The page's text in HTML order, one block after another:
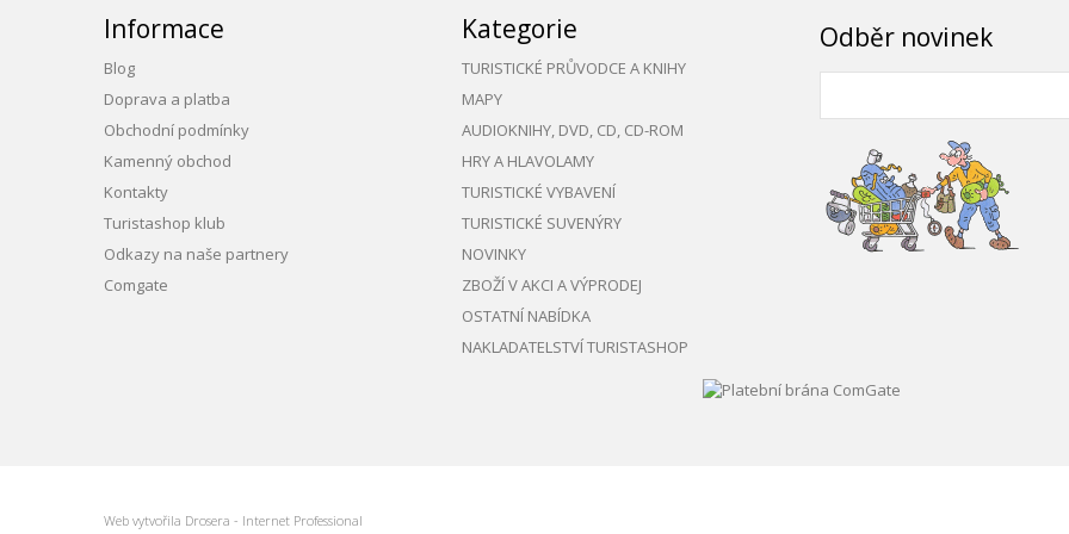
Informace
Blog
Doprava a platba
Obchodní podmínky
Kamenný obchod
Kontakty
Turistashop klub
Odkazy na naše partnery
Comgate
Web vytvořila Drosera - Internet Professional
Kategorie
TURISTICKÉ PRŮVODCE A KNIHY
MAPY
AUDIOKNIHY, DVD, CD, CD-ROM
HRY A HLAVOLAMY
TURISTICKÉ VYBAVENÍ
TURISTICKÉ SUVENÝRY
NOVINKY
ZBOŽÍ V AKCI A VÝPRODEJ
OSTATNÍ NABÍDKA
NAKLADATELSTVÍ TURISTASHOP
Odběr novinek